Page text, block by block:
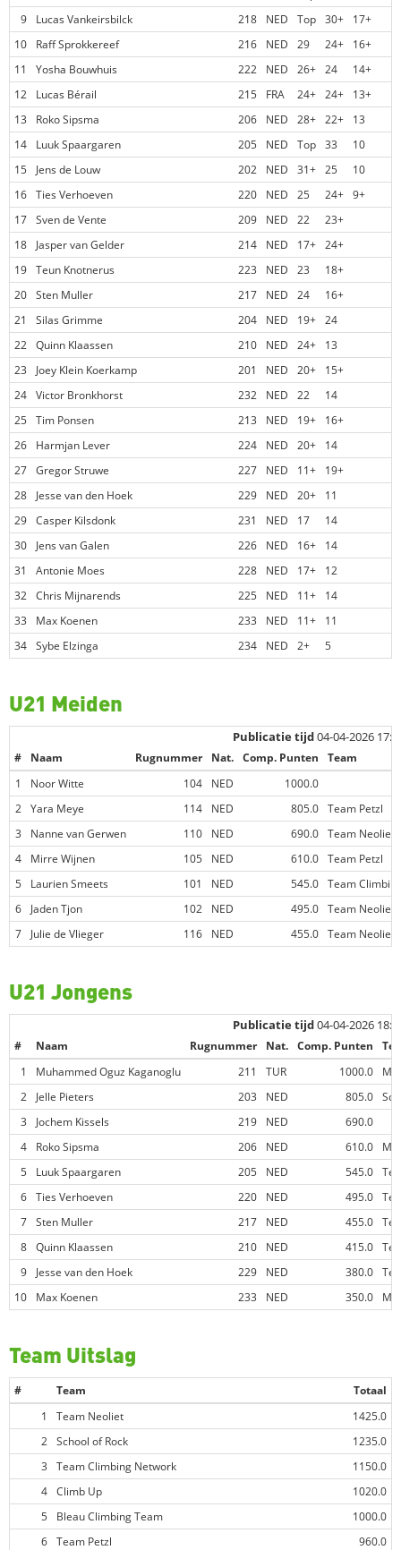
9
Lucas Vankeirsbilck 218 NED Top 30+
17+
10
Raff Sprokkereef 216 NED 29 24+
16+
11
Yosha Bouwhuis 222 NED 26+ 24
14+
12
Lucas Bérail 215 FRA 24+ 24+
13+
13
Roko Sipsma 206 NED 28+ 22+
13
14
Luuk Spaargaren 205 NED Top 33
10
15
Jens de Louw 202 NED 31+ 25
10
16 Ties Verhoeven 220 NED 25 24+ 9+
17 Sven de Vente 209 NED 22
23+
18
Jasper van Gelder 214 NED 17+ 24+
19 Teun Knotnerus 223 NED 23
18+
20 Sten Muller 217 NED 24
16+
21
Silas Grimme 204 NED 19+ 24
22 Quinn Klaassen 210 NED 24+
13
23
Joey Klein Koerkamp 201 NED 20+
15+
24 Victor Bronkhorst 232 NED 22
14
25 Tim Ponsen 213 NED 19+
16+
26
Harmjan Lever 224 NED 20+
14
27 Gregor Struwe 227 NED 11+
19+
28
Jesse van den Hoek 229 NED 20+
11
29 Casper Kilsdonk 231 NED 17
14
30
Jens van Galen 226 NED 16+
14
31
Antonie Moes 228 NED 17+
12
32 Chris Mijnarends 225 NED 11+
14
33
Max Koenen 233 NED 11+
11
34 Sybe Elzinga 234 NED 2+ 5
U21 Meiden
Publicatie tijd04-04-2026
# Naam Rugnummer Nat. Comp. Punten
Team
1
Noor Witte 104 NED
1000.0
2 Yara Meye 114 NED 805.0 Team Petzl
3
Nanne van Gerwen 110 NED 690.0 Team Neoliet
4
Mirre Wijnen 105 NED 610.0 Team Petzl
5
Laurien Smeets 101 NED 545.0 Team
6
Jaden Tjon 102 NED 495.0 Team Neoliet
7
Julie de Vlieger 116 NED 455.0 Team Neoliet
U21 Jongens
Publicatie tijd04-04-2026
# Naam Rugnummer Nat. Comp. Punten
1
Muhammed Oguz Kaganoglu 211 TUR 1000.0
2
Jelle Pieters 203 NED 805.0
3
Jochem Kissels 219 NED
690.0
4
Roko Sipsma 206 NED 610.0
5
Luuk Spaargaren 205 NED 545.0
6 Ties Verhoeven 220 NED 495.0
7 Sten Muller 217 NED 455.0
8 Quinn Klaassen 210 NED 415.0
9
Jesse van den Hoek 229 NED 380.0
10
Max Koenen 233 NED 350.0
Team Uitslag
# Team
Totaal
1
Team Neoliet
1425.0
2 School of Rock
1235.0
3
Team Climbing Network
1150.0
4 Climb Up
1020.0
5
Bleau Climbing Team
1000.0
6 Team Petzl
960.0